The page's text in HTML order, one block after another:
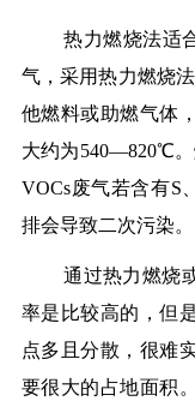
热力燃烧法适
气，采用热力燃烧
他燃料或助燃气体
大约为540—820℃。
VOCs废气若含有S
排会导致二次污染。
通过热力燃烧
率是比较高的，但
点多且分散，很难
要很大的占地面积